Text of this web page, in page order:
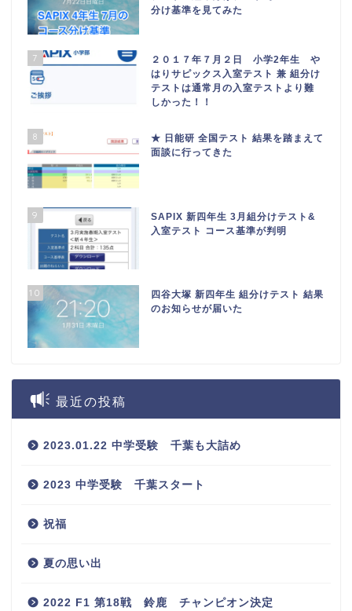
分け基準を見てみた
7
２０１７年７月２日 小学2年生 や
はりサピックス入室テスト 兼 組分け
テストは通常月の入室テストより難
しかった！！
8
★ 日能研 全国テスト 結果を踏まえて
面談に行ってきた
9
SAPIX 新四年生 3月組分けテスト&
入室テスト コース基準が判明
10
四谷大塚 新四年生 組分けテスト 結果
のお知らせが届いた
最近の投稿
2023.01.22 中学受験 千葉も大詰め
2023 中学受験 千葉スタート
祝福
夏の思い出
2022 F1 第18戦 鈴鹿 チャンピオン決定